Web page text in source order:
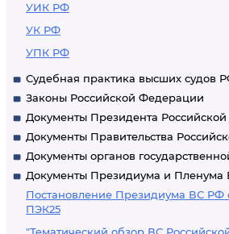
УИК РФ
УК РФ
УПК РФ
Судебная практика высших судов
Законы Российской Федерации
Документы Президента
Документы Правительства
Документы органов
Документы Президиума и
Постановление Президиума ВС РФ
ПЭК25